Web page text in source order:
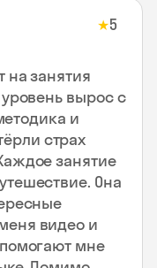
★5
на занятия
вырос с
и
страх
занятие
Она
видео и
мне